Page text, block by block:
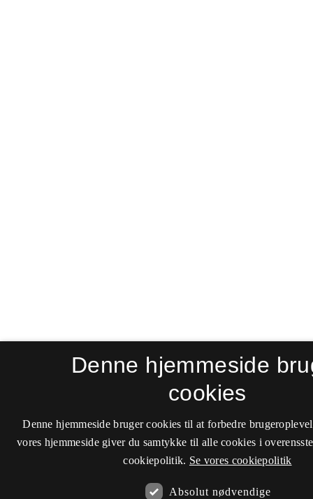
Denne hjemmeside
cookies
Denne hjemmeside bruger cookies til at forbedre
vores hjemmeside giver du samtykke til alle cookies i
cookiepolitik. Se vores cookiepolitik
Absolut nødvendige